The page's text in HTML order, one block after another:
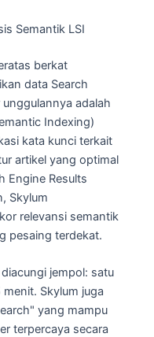
Semantik LSI
berkat
data Search
adalah
Indexing)
kata kunci terkait
artikel yang optimal
Engine Results
Skylum
relevansi semantik
pesaing terdekat.
jempol: satu
Skylum juga
yang mampu
terpercaya secara